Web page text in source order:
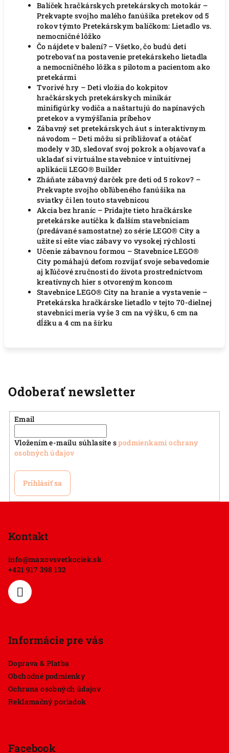
Balíček hračkárskych pretekárskych motokár –
Prekvapte svojho malého fanúšika pretekov od 5
rokov týmto Pretekárskym balíčkom: Lietadlo vs.
nemocničné lôžko
Čo nájdete v balení? – Všetko, čo budú deti
potrebovať na postavenie pretekárskeho lietadla
a nemocničného lôžka s pilotom a pacientom ako
pretekármi
Tvorivé hry – Deti vložia do kokpitov
hračkárskych pretekárskych minikár
minifigúrky vodiča a naštartujú do napínavých
pretekov a vymýšľania príbehov
Zábavný set pretekárskych áut s interaktívnym
návodom – Deti môžu si približovať a otáčať
modely v 3D, sledovať svoj pokrok a objavovať a
ukladať si virtuálne stavebnice v intuitívnej
aplikácii LEGO® Builder
Zháňate zábavný darček pre deti od 5 rokov? –
Prekvapte svojho obľúbeného fanúšika na
sviatky či len touto stavebnicou
Akcia bez hraníc – Pridajte tieto hračkárske
pretekárske autíčka k ďalším stavebniciam
(predávané samostatne) zo série LEGO® City a
užite si ešte viac zábavy vo vysokej rýchlosti
Učenie zábavnou formou – Stavebnice LEGO®
City pomáhajú deťom rozvíjať svoje sebavedomie
aj kľúčové zručnosti do života prostredníctvom
kreatívnych hier s otvoreným koncom
Stavebnice LEGO® City na hranie a vystavenie –
Pretekárska hračkárske lietadlo v tejto 70-dielnej
stavebnici meria vyše 3 cm na výšku, 6 cm na
dĺžku a 4 cm na šírku
Odoberať newsletter
Email
Vložením e-mailu súhlasíte spodmienkami ochrany
osobných údajov
Prihlásiť sa
Kontakt
info@maxovsvetkociek.sk
+421 917 398 132
Informácie pre vás
Doprava & Platba
Obchodné podmienky
Ochrana osobných údajov
Reklamačný poriadok
Facebook